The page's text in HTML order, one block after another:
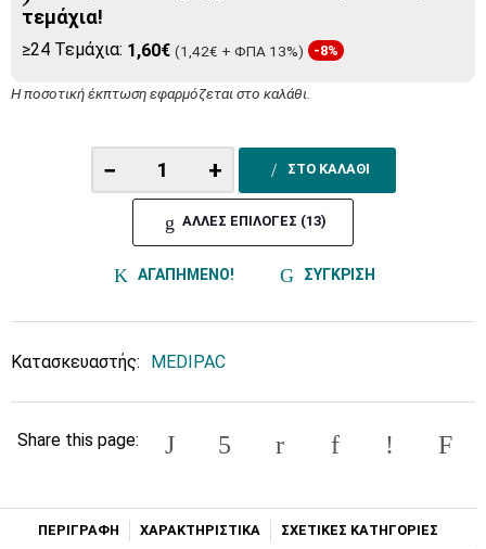
τεμάχια!
≥24 Τεμάχια: 1,60€ (1,42€ + ΦΠΑ 13%) -8%
Η ποσοτική έκπτωση εφαρμόζεται στο καλάθι.
− + ΣΤΟ ΚΑΛΑΘΙ
ΑΛΛΕΣ ΕΠΙΛΟΓΕΣ (13)
ΑΓΑΠΗΜΕΝΟ! ΣΥΓΚΡΙΣΗ
Κατασκευαστής: MEDIPAC
Share this page:
ΠΕΡΙΓΡΑΦΗ ΧΑΡΑΚΤΗΡΙΣΤΙΚΑ ΣΧΕΤΙΚΕΣ ΚΑΤΗΓΟΡΙΕΣ